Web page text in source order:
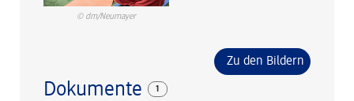
© dm/Neumayer
Zu den Bildern
Dokumente 1